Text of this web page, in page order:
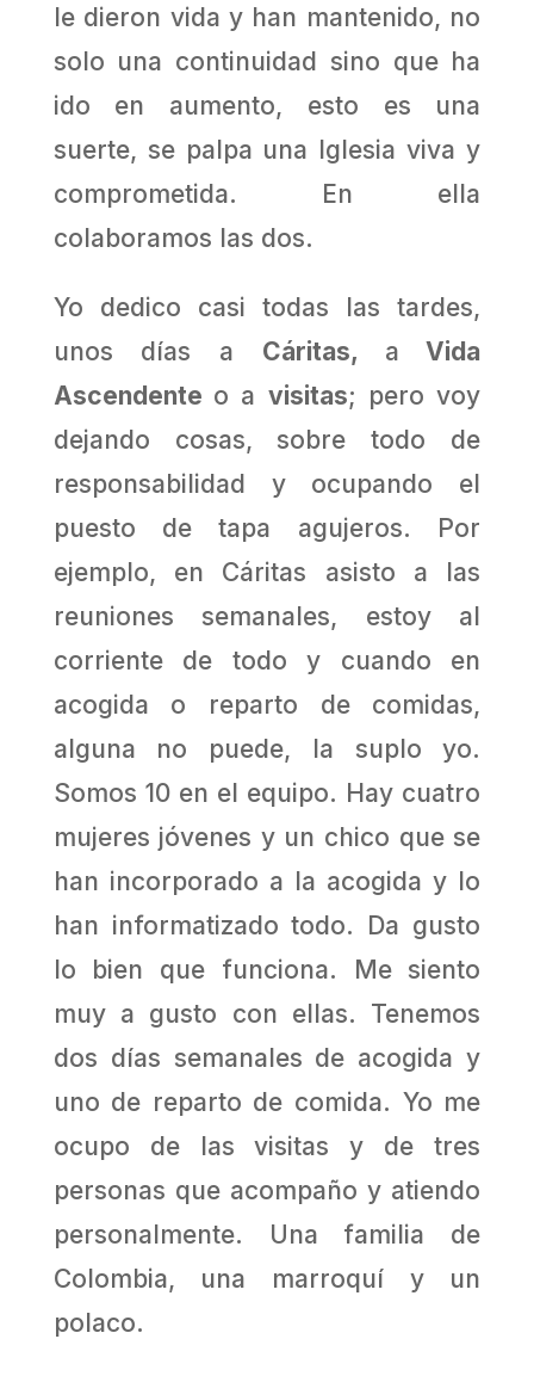
le dieron vida y han mantenido, no
solo una continuidad sino que ha
ido en aumento, esto es una
suerte, se palpa una Iglesia viva y
comprometida. En ella
colaboramos las dos.
Yo dedico casi todas las tardes,
unos días a Cáritas, a Vida
Ascendente o a visitas; pero voy
dejando cosas, sobre todo de
responsabilidad y ocupando el
puesto de tapa agujeros. Por
ejemplo, en Cáritas asisto a las
reuniones semanales, estoy al
corriente de todo y cuando en
acogida o reparto de comidas,
alguna no puede, la suplo yo.
Somos 10 en el equipo. Hay cuatro
mujeres jóvenes y un chico que se
han incorporado a la acogida y lo
han informatizado todo. Da gusto
lo bien que funciona. Me siento
muy a gusto con ellas. Tenemos
dos días semanales de acogida y
uno de reparto de comida. Yo me
ocupo de las visitas y de tres
personas que acompaño y atiendo
personalmente. Una familia de
Colombia, una marroquí y un
polaco.